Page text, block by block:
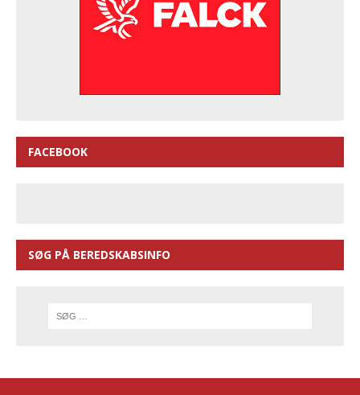
FACEBOOK
SØG PÅ BEREDSKABSINFO